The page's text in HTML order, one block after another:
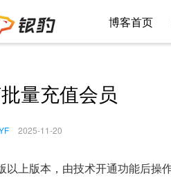
博客首页
量充值会员
2025-11-20
以上版本，由技术开通功能后操